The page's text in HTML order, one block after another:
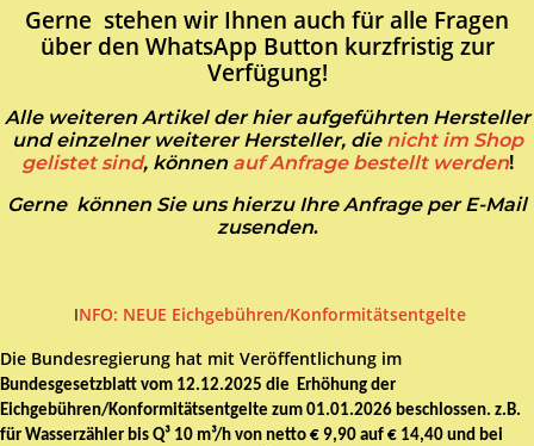
Gerne stehen wir Ihnen auch für alle Fragen
über den WhatsApp Button kurzfristig zur
Verfügung!
Alle weiteren Artikel der hier aufgeführten Hersteller
und einzelner weiterer Hersteller, die nicht im Shop
gelistet sind, können auf Anfrage bestellt werden!
Gerne können Sie uns hierzu Ihre Anfrage per E-Mail
zusenden.
INFO: NEUE Eichgebühren/Konformitätsentgelte
Die Bundesregierung hat mit Veröffentlichung im
Bundesgesetzblatt vom 12.12.2025 die Erhöhung der
Eichgebühren/Konformitätsentgelte zum 01.01.2026 beschlossen. z.B.
für Wasserzähler bis Q³ 10 m³/h von netto € 9,90 auf € 14,40 und bei